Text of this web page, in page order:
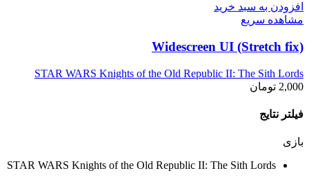
افزودن به سبد خرید
مشاهده سریع
Widescreen UI (Stretch fix)
STAR WARS Knights of the Old Republic II: The Sith Lords
2,000 تومان
فیلتر نتایج
بازی
STAR WARS Knights of the Old Republic II: The Sith Lords